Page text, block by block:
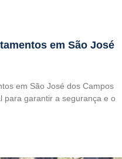
em São José
em São José dos Campos
para garantir a segurança e o